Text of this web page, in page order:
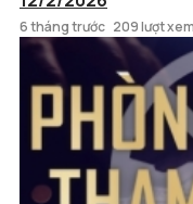
6 tháng trước 209 lượt xem